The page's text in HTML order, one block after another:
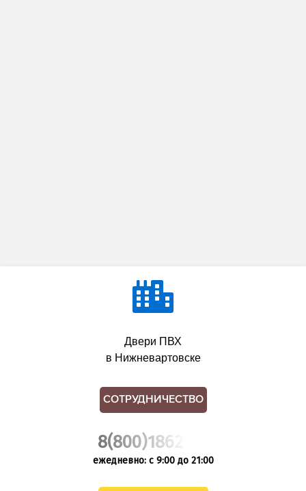
Двери ПВХ
в Нижневартовске
СОТРУДНИЧЕСТВО
8(800)1862102
ежедневно: с 9:00 до 21:00